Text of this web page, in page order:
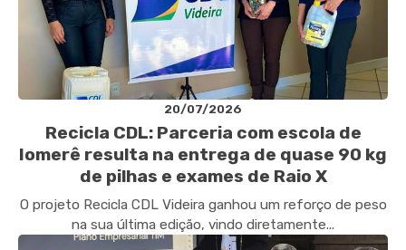
20/07/2026
Recicla CDL: Parceria com escola de
Iomerê resulta na entrega de quase 90 kg
de pilhas e exames de Raio X
O projeto Recicla CDL Videira ganhou um reforço de peso
na sua última edição, vindo diretamente...